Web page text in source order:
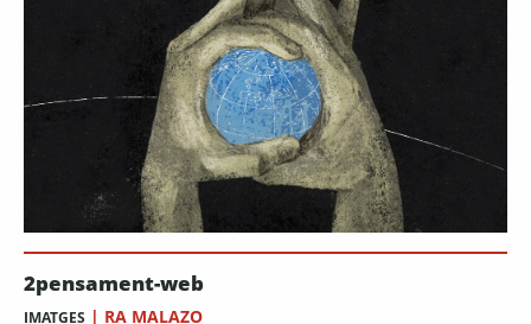
2pensament-web
IMATGES | RA MALAZO